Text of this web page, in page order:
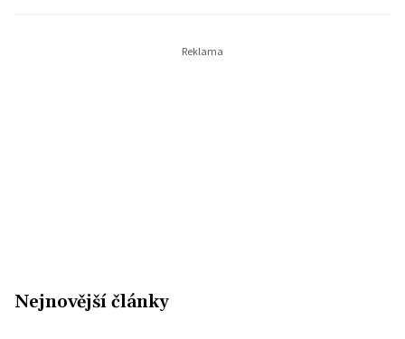
Nejnovější články